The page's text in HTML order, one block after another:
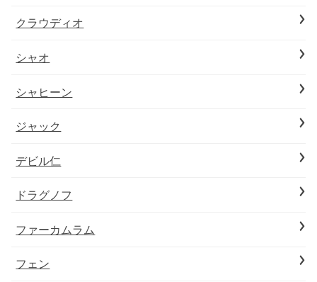
クラウディオ
シャオ
シャヒーン
ジャック
デビル仁
ドラグノフ
ファーカムラム
フェン